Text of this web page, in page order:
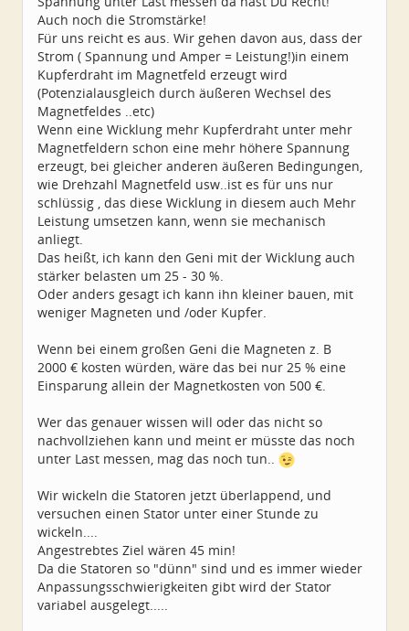
Auch noch die Stromstärke!
Für uns reicht es aus. Wir gehen davon aus, dass der
Strom ( Spannung und Amper = Leistung!)in einem
Kupferdraht im Magnetfeld erzeugt wird
(Potenzialausgleich durch äußeren Wechsel des
Magnetfeldes ..etc)
Wenn eine Wicklung mehr Kupferdraht unter mehr
Magnetfeldern schon eine mehr höhere Spannung
erzeugt, bei gleicher anderen äußeren Bedingungen,
wie Drehzahl Magnetfeld usw..ist es für uns nur
schlüssig , das diese Wicklung in diesem auch Mehr
Leistung umsetzen kann, wenn sie mechanisch
anliegt.
Das heißt, ich kann den Geni mit der Wicklung auch
stärker belasten um 25 - 30 %.
Oder anders gesagt ich kann ihn kleiner bauen, mit
weniger Magneten und /oder Kupfer.
Wenn bei einem großen Geni die Magneten z. B
2000 € kosten würden, wäre das bei nur 25 % eine
Einsparung allein der Magnetkosten von 500 €.
Wer das genauer wissen will oder das nicht so
nachvollziehen kann und meint er müsste das noch
unter Last messen, mag das noch tun..
Wir wickeln die Statoren jetzt überlappend, und
versuchen einen Stator unter einer Stunde zu
wickeln....
Angestrebtes Ziel wären 45 min!
Da die Statoren so "dünn" sind und es immer wieder
Anpassungsschwierigkeiten gibt wird der Stator
variabel ausgelegt.....